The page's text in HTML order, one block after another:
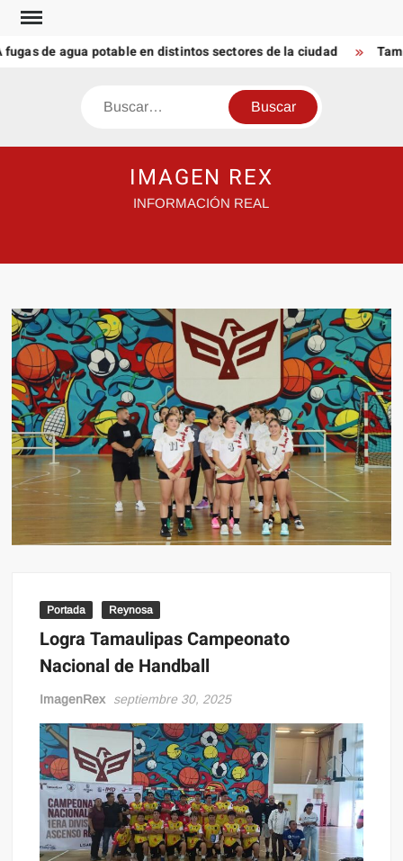
Saltar
contenidode agua potable en distintos sectores de la ciudad
Buscar
IMAGEN REX
INFORMACIÓN REAL
Portada Reynosa
Logra Tamaulipas Campeonato
Nacional de Handball
ImagenRex septiembre 30, 2025